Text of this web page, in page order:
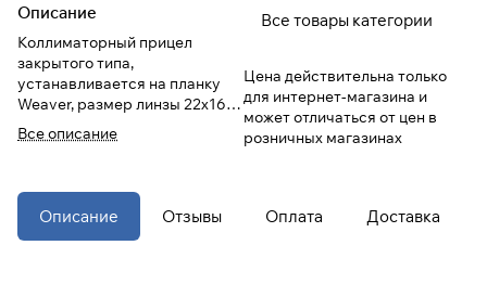
Описание
Коллиматорный прицел
закрытого типа,
устанавливается на планку
Weaver, размер линзы 22x16
мм
Все описание
Все товары категории
Цена действительна только
для интернет-магазина и
может отличаться от цен в
розничных магазинах
Описание Отзывы Оплата Доставка
выберите метод оплатыПЛАЙТ
Оплачивайте сегодня только25%
картой любого банка
выбранный способом